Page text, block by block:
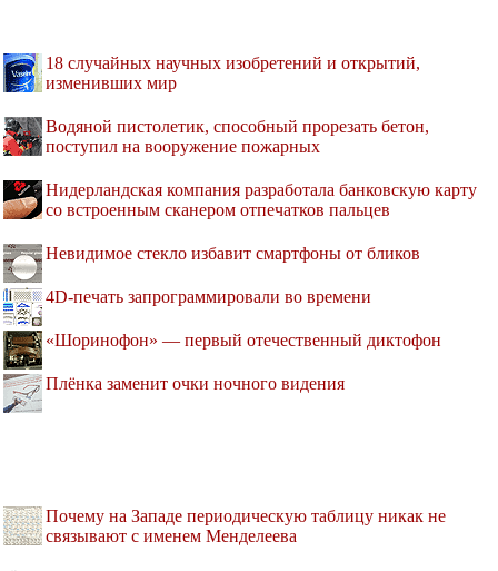
18 случайных научных изобретений и открытий,
изменивших мир
Водяной пистолетик, способный прорезать бетон,
поступил на вооружение пожарных
Нидерландская компания разработала банковскую карту
со встроенным сканером отпечатков пальцев
Невидимое стекло избавит смартфоны от бликов
4D-печать запрограммировали во времени
«Шоринофон» — первый отечественный диктофон
Плёнка заменит очки ночного видения
Почему на Западе периодическую таблицу никак не
связывают с именем Менделеева